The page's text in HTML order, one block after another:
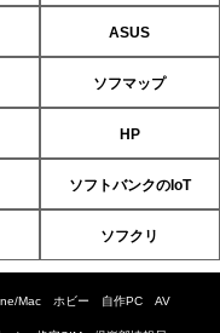
ASUS
ソフマップ
HP
ソフトバンクのIoT
ソフクリ
Mac ホビー 自作PC AV